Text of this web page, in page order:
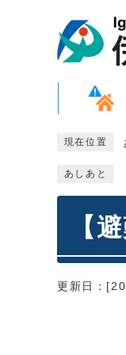
現在位置
あしあと
【
更新日：